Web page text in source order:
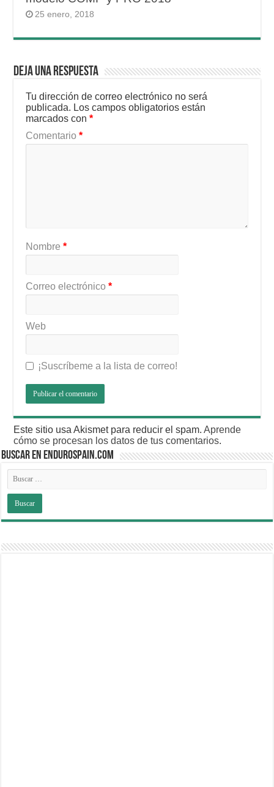
25 enero, 2018
Deja una respuesta
Tu dirección de correo electrónico no será
publicada. Los campos obligatorios están
marcados con*
Comentario*
Nombre*
Correo electrónico*
Web
¡Suscríbeme a la lista de correo!
Este sitio usa Akismet para reducir el spam.Aprende
cómo se procesan los datos de tus comentarios.
BUSCAR EN ENDUROSPAIN.COM